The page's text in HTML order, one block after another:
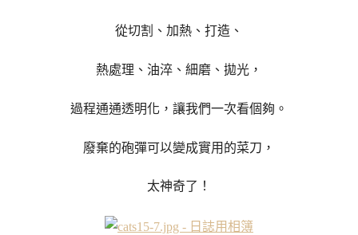
從切割、加熱、打造、
熱處理、油淬、細磨、拋光，
過程通通透明化，讓我們一次看個夠。
廢棄的砲彈可以變成實用的菜刀，
太神奇了！